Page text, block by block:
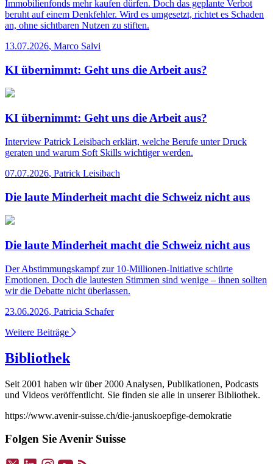
Immobilienfonds mehr kaufen dürfen. Doch das geplante Verbot
beruht auf einem Denkfehler. Wird es umgesetzt, richtet es Schaden
an, ohne sichtbaren Nutzen zu stiften.
13.07.2026, Marco Salvi
KI übernimmt: Geht uns die Arbeit aus?
KI übernimmt: Geht uns die Arbeit aus?
Interview Patrick Leisibach erklärt, welche Berufe unter Druck
geraten und warum Soft Skills wichtiger werden.
07.07.2026, Patrick Leisibach
Die laute Minderheit macht die Schweiz nicht aus
Die laute Minderheit macht die Schweiz nicht aus
Der Abstimmungskampf zur 10-Millionen-Initiative schürte
Emotionen. Doch die lautesten Stimmen sind wenige – ihnen sollten
wir die Debatte nicht überlassen.
23.06.2026, Patricia Schafer
Weitere Beiträge
Bibliothek
Seit 2001 haben wir über 2000 Analysen, Publikationen, Podcasts
und Videos veröffentlicht. Sie finden sie alle in unserer Bibliothek.
https://www.avenir-suisse.ch/die-januskoepfige-demokratie
Folgen Sie Avenir Suisse